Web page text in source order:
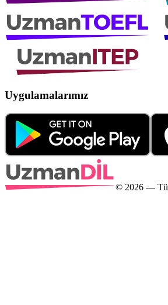
Uygulamalarımız
© 2026 —